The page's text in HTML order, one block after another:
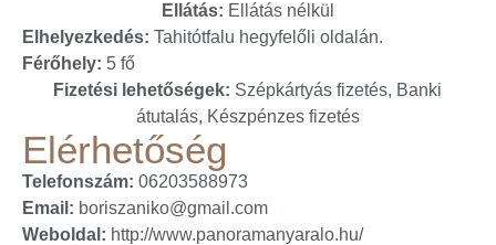
Ellátás: Ellátás nélkül
Elhelyezkedés: Tahitótfalu hegyfelőli oldalán.
Férőhely: 5 fő
Fizetési lehetőségek: Szépkártyás fizetés, Banki
átutalás, Készpénzes fizetés
Elérhetőség
Telefonszám: 06203588973
Email: boriszaniko@gmail.com
Weboldal: http://www.panoramanyaralo.hu/